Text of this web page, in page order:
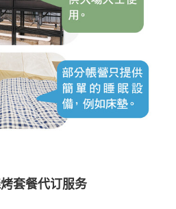
套餐代订服务